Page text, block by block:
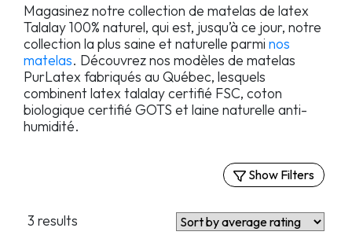
Magasinez notre collection de matelas de latex
Talalay 100% naturel, qui est, jusqu’à ce jour, notre
collection la plus saine et naturelle parmi nos
matelas. Découvrez nos modèles de matelas
PurLatex fabriqués au Québec, lesquels
combinent latex talalay certifié FSC, coton
biologique certifié GOTS et laine naturelle anti-
humidité.
Show Filters
Filters
3 results